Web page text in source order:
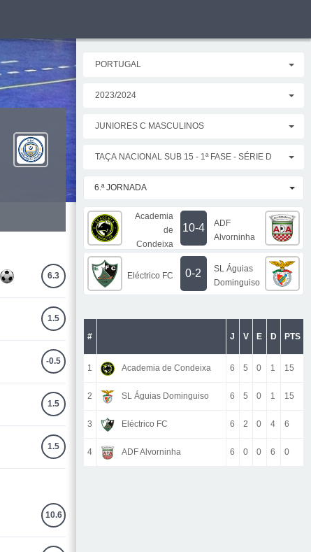
6.3
1.5
-0.5
1.5
1.5
10.6
PORTUGAL
2023/2024
JUNIORES C MASCULINOS
TAÇA NACIONAL SUB 15 - 1ª FASE - SÉRIE D
6.ª JORNADA
Academia
de
Condeixa
10-4
ADF
Alvorninha
Eléctrico FC 0-2
SL Águias
Dominguiso
# J V E D PTS
1 Academia de Condeixa 6 5 0 1 15
2 SL Águias Dominguiso 6 5 0 1 15
3 Eléctrico FC 6 2 0 4 6
4 ADF Alvorninha 6 0 0 6 0